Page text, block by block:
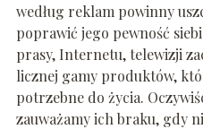
według reklam powinny
poprawić jego pewność
prasy, Internetu, telewizji
licznej gamy produktów,
potrzebne do życia.
zauważamy ich braku, gdy